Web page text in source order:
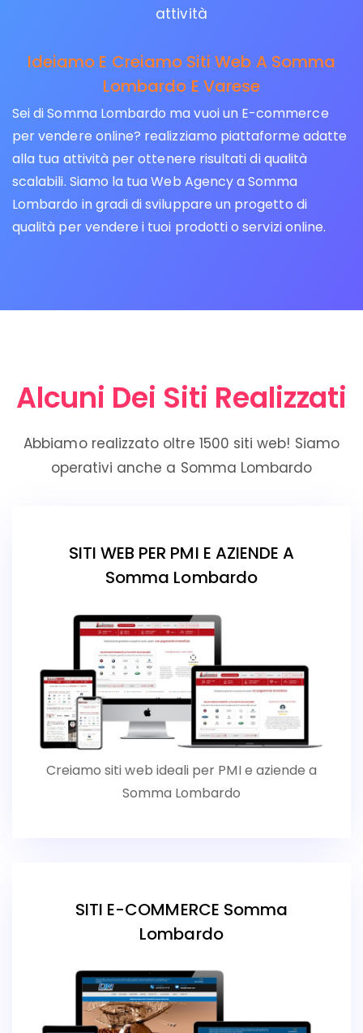
attività
Ideiamo E Creiamo Siti Web A Somma
Lombardo E Varese
Sei di Somma Lombardo ma vuoi un E-commerce
per vendere online? realizziamo piattaforme adatte
alla tua attività per ottenere risultati di qualità
scalabili. Siamo la tua Web Agency a Somma
Lombardo in gradi di sviluppare un progetto di
qualità per vendere i tuoi prodotti o servizi online.
Alcuni Dei Siti Realizzati
Abbiamo realizzato oltre 1500 siti web! Siamo
operativi anche a Somma Lombardo
SITI WEB PER PMI E AZIENDE A
Somma Lombardo
Creiamo siti web ideali per PMI e aziende a
Somma Lombardo
SITI E-COMMERCE Somma
Lombardo